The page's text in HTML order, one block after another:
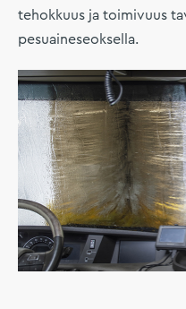
tehokkuus ja toimivuus
pesuaineseoksella.